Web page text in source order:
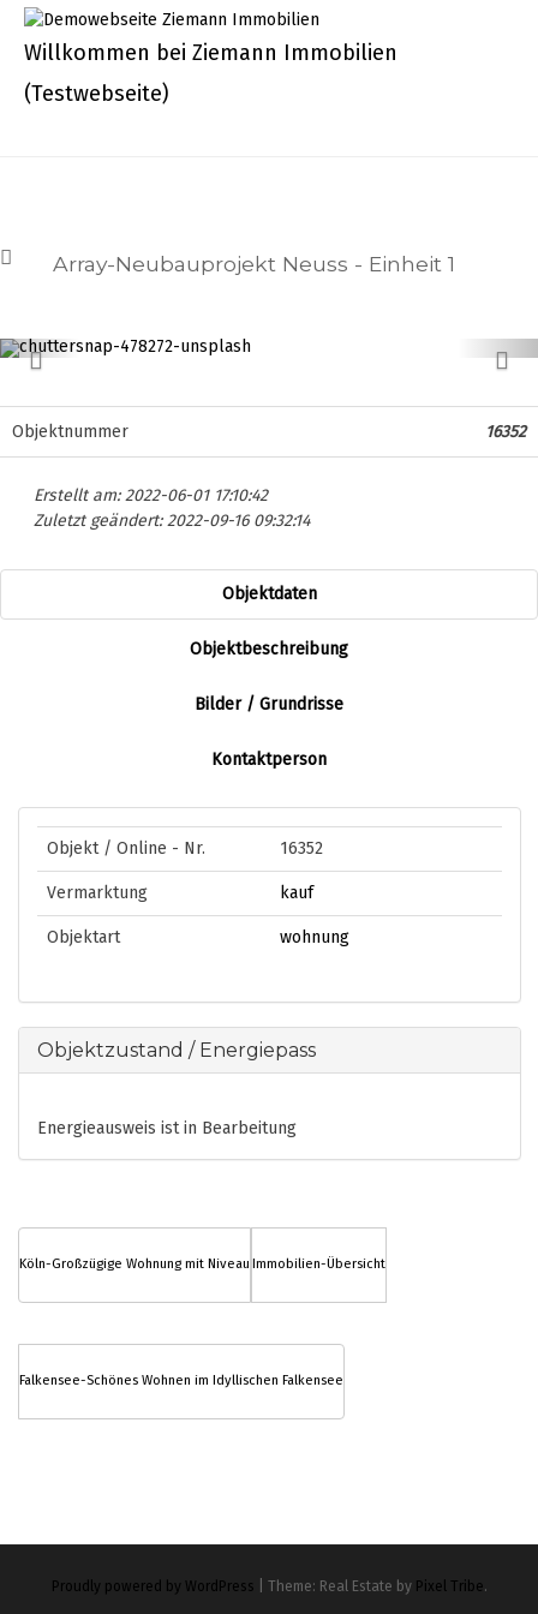
Skip
content
Willkommen bei Ziemann Immobilien
(Testwebseite)
Tippgeber Tool
Was ist meine Immobilie Wert? Sprengnetter
Lead
Kurzbewertung
Beispiel Immobilien Propstack
Kontakt
Impressum
Array-Neubauprojekt Neuss - Einheit 1
Zurück
Objektnummer 16352
Erstellt am: 2022-06-01 17:10:42
Zuletzt geändert: 2022-09-16 09:32:14
Objektdaten
Objektbeschreibung
Bilder / Grundrisse
Kontaktperson
Objekt / Online - Nr. 16352
Vermarktung kauf
Objektart wohnung
Objektzustand / Energiepass
Energieausweis ist in Bearbeitung
Köln-Großzügige Wohnung mit Niveau Immobilien-Übersicht
Falkensee-Schönes Wohnen im Idyllischen Falkensee
Proudly powered by WordPress Theme: Real Estate by Pixel Tribe.